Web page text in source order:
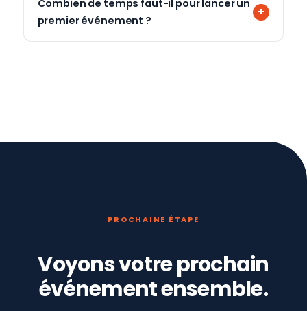
Combien de temps faut-il pour lancer un
premier événement ?
PROCHAINE ÉTAPE
Voyons votre prochain
événement ensemble.